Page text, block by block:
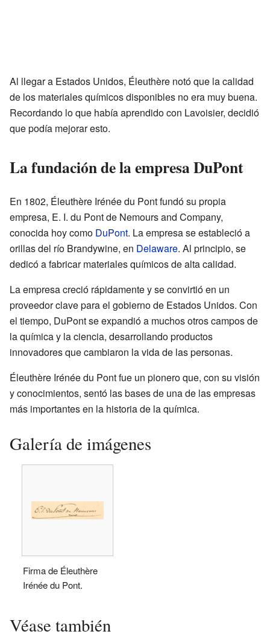
Al llegar a Estados Unidos, Éleuthère notó que la calidad
de los materiales químicos disponibles no era muy buena.
Recordando lo que había aprendido con Lavoisier, decidió
que podía mejorar esto.
La fundación de la empresa DuPont
En 1802, Éleuthère Irénée du Pont fundó su propia
empresa, E. I. du Pont de Nemours and Company,
conocida hoy como DuPont. La empresa se estableció a
orillas del río Brandywine, en Delaware. Al principio, se
dedicó a fabricar materiales químicos de alta calidad.
La empresa creció rápidamente y se convirtió en un
proveedor clave para el gobierno de Estados Unidos. Con
el tiempo, DuPont se expandió a muchos otros campos de
la química y la ciencia, desarrollando productos
innovadores que cambiaron la vida de las personas.
Éleuthère Irénée du Pont fue un pionero que, con su visión
y conocimientos, sentó las bases de una de las empresas
más importantes en la historia de la química.
Galería de imágenes
Firma de Éleuthère
Irénée du Pont.
Véase también